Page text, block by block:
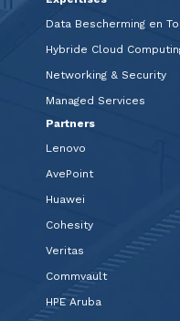
Data Bescherming en
Hybride Cloud
Networking & Security
Managed Services
Partners
Lenovo
AvePoint
Huawei
Cohesity
Veritas
Commvault
HPE Aruba